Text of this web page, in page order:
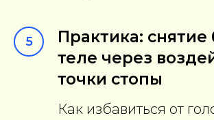
5
Практика: снятие
теле через
точки стопы
Как избавиться от